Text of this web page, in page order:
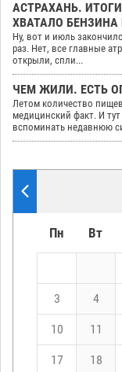
АСТРАХАНЬ.
ХВАТАЛО
Ну, вот и июль
раз. Нет, все главные
открыли, спли...
ЧЕМ ЖИЛИ. ЕСТЬ
Летом количество
медицинский факт. И
вспоминать недавнюю
Пн Вт
3 4
10 11
17 18